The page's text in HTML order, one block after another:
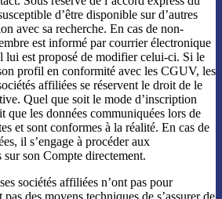
d’être disponible sur d’autres
avec sa recherche. En cas de non-
est informé par courrier électronique
lui est proposé de modifier celui-ci. Si le
profil en conformité avec les CGUV, les
affiliées se réservent le droit de le
Quel que soit le mode d’inscription
que les données communiquées lors de
et sont conformes à la réalité. En cas de
il s’engage à procéder aux
son Compte directement.
sociétés affiliées n’ont pas pour
des moyens techniques de s’assurer de